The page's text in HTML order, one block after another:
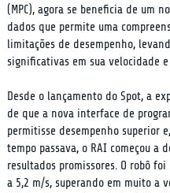
(MPC), agora se beneficia de um
dados que permite uma
limitações de desempenho,
significativas em sua velocidade
Desde o lançamento do Spot, a
de que a nova interface de
permitisse desempenho superior
tempo passava, o RAI começou a
resultados promissores. O robô foi
a 5,2 m/s, superando em muito a